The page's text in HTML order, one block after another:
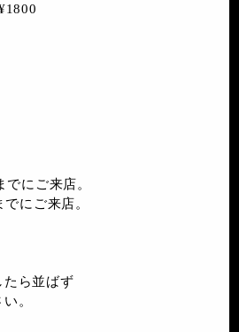
にご来店。
にご来店。
ら並ばず
。